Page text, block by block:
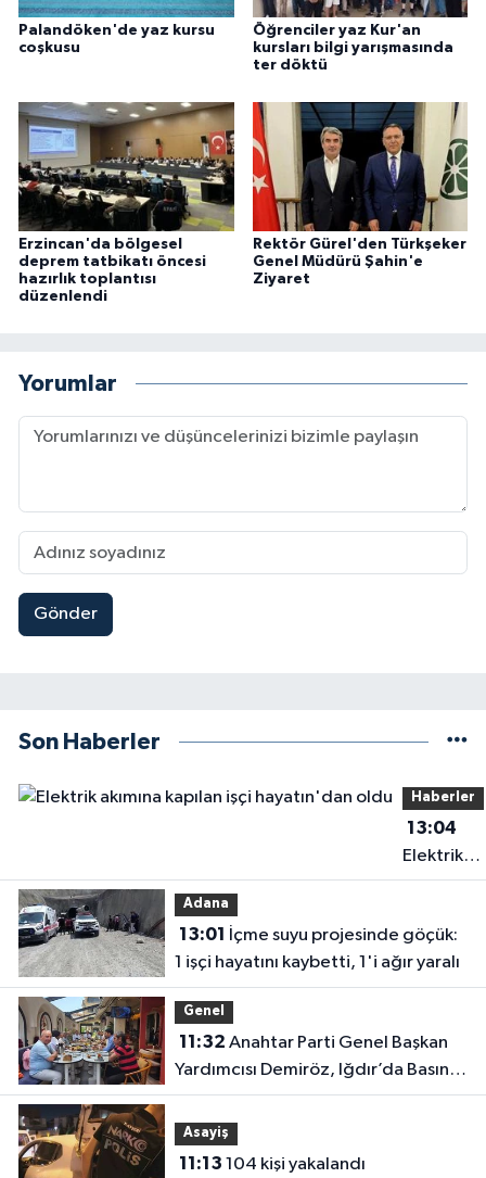
Palandöken'de yaz kursu
coşkusu
Öğrenciler yaz Kur'an
kursları bilgi yarışmasında
ter döktü
Erzincan'da bölgesel
deprem tatbikatı öncesi
hazırlık toplantısı
düzenlendi
Rektör Gürel'den Türkşeker
Genel Müdürü Şahin'e
Ziyaret
Yorumlar
Gönder
Son Haberler
Haberler
13:04
Elektrik
akımına
oldu
Adana
13:01
1 işçi hayatını kaybetti, 1'i ağır yaralı
Genel
11:32
Yardımcısı Demiröz, Iğdır’da Basın
Mensuplarıyla Buluştu
Asayiş
11:13 104 kişi yakalandı